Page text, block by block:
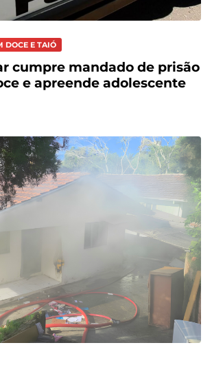
DOCE E TAIÓ
cumpre mandado de prisão
e apreende adolescente